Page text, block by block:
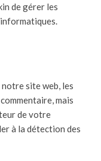
de gérer les
site web, les
mais
de votre
à la détection des